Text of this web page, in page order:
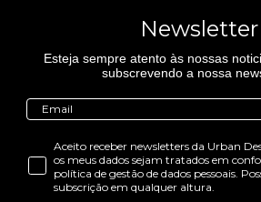
Newsletter
Esteja sempre atento às nossas
subscrevendo a nossa
Aceito receber newsletters da Urban
os meus dados sejam tratados em
política de gestão de dados pessoais.
subscrição em qualquer altura.